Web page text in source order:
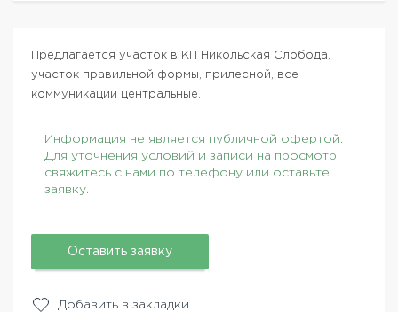
Предлагается участок в КП Никольская Слобода,
участок правильной формы, прилесной, все
коммуникации центральные.
Информация не является публичной офертой.
Для уточнения условий и записи на просмотр
свяжитесь с нами по телефону или оставьте
заявку.
Оставить заявку
Добавить в закладки